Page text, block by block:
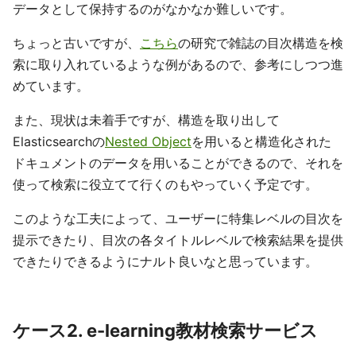
データとして保持するのがなかなか難しいです。
ちょっと古いですが、 こちらの研究で雑誌の目次構造を検
索に取り入れているような例があるので、参考にしつつ進
めています。
また、現状は未着手ですが、構造を取り出して
ElasticsearchのNested Objectを用いると構造化された
ドキュメントのデータを用いることができるので、それを
使って検索に役立てて行くのもやっていく予定です。
このような工夫によって、ユーザーに特集レベルの目次を
提示できたり、目次の各タイトルレベルで検索結果を提供
できたりできるようにナルト良いなと思っています。
ケース2. e-learning教材検索サービス